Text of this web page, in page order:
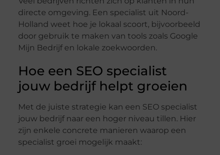
directe omgeving. Een specialist uit Noord-
Holland weet hoe je lokaal scoort, bijvoorbeeld
door gebruik te maken van tools zoals Google
Mijn Bedrijf en lokale zoekwoorden.
Hoe een SEO specialist
jouw bedrijf helpt groeien
Met de juiste strategie kan een SEO specialist
jouw bedrijf naar een hoger niveau tillen. Hier
zijn enkele concrete manieren waarop een
specialist groei mogelijk maakt: